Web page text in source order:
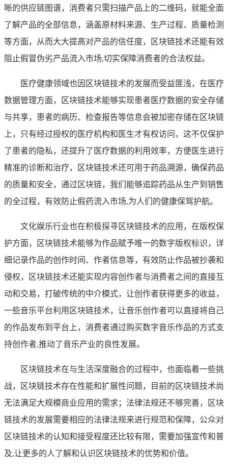
晰的供应链图谱，消费者只需扫描产品上的二维码，就能全面
了解产品的全部信息，涵盖原材料来源、生产过程、质量检测
等方面，从而大大提高对产品的信任度，区块链技术还能有效
阻止假冒伪劣产品流入市场,切实保障消费者的合法权益。
医疗健康领域也因区块链技术的发展而受益匪浅，在医疗
数据管理方面，区块链技术能够实现患者医疗数据的安全存储
与共享，患者的病历、检查报告等信息会被加密存储在区块链
上，只有经过授权的医疗机构和医生才有权访问，这不仅保护
了患者的隐私，还提升了医疗数据的利用效率，方便医生进行
精准的诊断和治疗，区块链技术还可用于药品溯源，确保药品
的质量和安全，通过区块链，我们能够追踪药品从生产到销售
的全过程，有效防止假药流入市场,为人们的健康保驾护航。
文化娱乐行业也在积极探寻区块链技术的应用，在版权保
护方面，区块链技术能够为作品赋予唯一的数字版权标识，详
细记录作品的创作时间、作者信息等，有效防止作品被抄袭和
侵权，区块链技术还能实现内容创作者与消费者之间的直接互
动和交易，打破传统的中介模式，让创作者获得更多的收益，
一些音乐平台利用区块链技术，让音乐创作者可以直接将自己
的作品发布到平台上，消费者通过购买数字音乐作品的方式支
持创作者,推动了音乐产业的良性发展。
区块链技术在与生活深度融合的过程中，也面临着一些挑
战，区块链技术存在性能和扩展性问题，目前的区块链技术尚
无法满足大规模商业应用的需求；法律法规还不够完善，区块
链技术的发展需要相应的法律法规来进行规范和保障，公众对
区块链技术的认知和接受程度还比较有限，需要加强宣传和普
及,让更多的人了解和认识区块链技术的优势和价值。